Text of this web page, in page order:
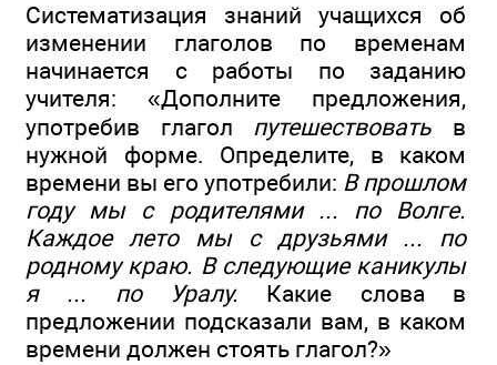
Систематизация знаний учащихся об
изменении глаголов по временам
начинается с работы по заданию
учителя: «Дополните предложения,
употребив глагол путешествовать в
нужной форме. Определите, в каком
времени вы его употребили: В прошлом
году мы с родителями ... по Волге.
Каждое лето мы с друзьями ... по
родному краю. В следующие каникулы
я ... по Уралу. Какие слова в
предложении подсказали вам, в каком
времени должен стоять глагол?»